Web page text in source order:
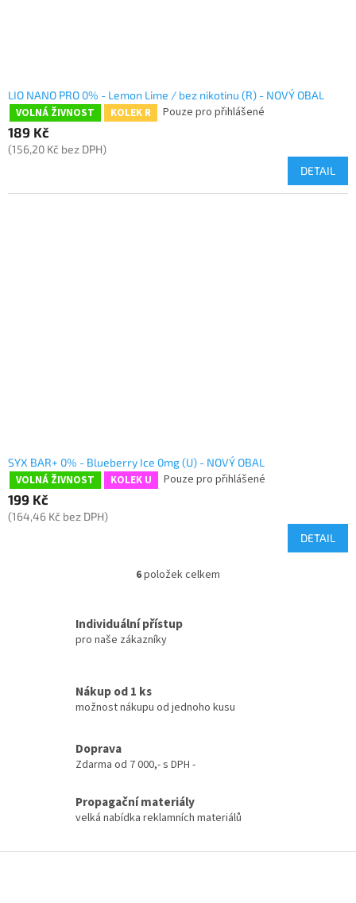
LIO NANO PRO 0% - Lemon Lime / bez nikotinu (R) - NOVÝ OBAL
VOLNÁ ŽIVNOST KOLEK R
Pouze pro přihlášené
189 Kč
(156,20 Kč bez DPH)
DETAIL
SYX BAR+ 0% - Blueberry Ice 0mg (U) - NOVÝ OBAL
VOLNÁ ŽIVNOST KOLEK U
Pouze pro přihlášené
199 Kč
(164,46 Kč bez DPH)
DETAIL
O
á
p
y
ý
p
i
u
6položek celkem
Individuální přístup
pro naše zákazníky
Nákup od 1 ks
možnost nákupu od jednoho kusu
Doprava
Zdarma od 7 000,- s DPH -
Propagační materiály
velká nabídka reklamních materiálů